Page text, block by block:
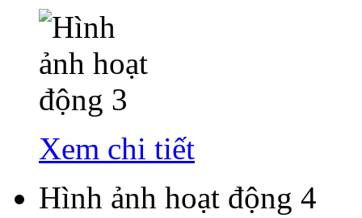
Xem chi tiết
Hình ảnh hoạt động 4